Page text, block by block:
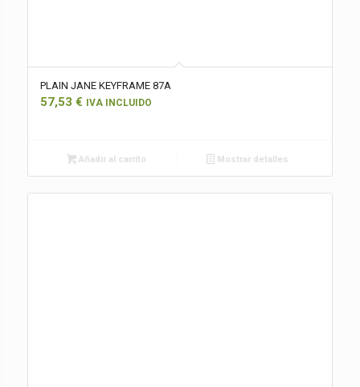
PLAIN JANE KEYFRAME 87A
57,53 € IVA INCLUIDO
Añadir al carrito Mostrar detalles